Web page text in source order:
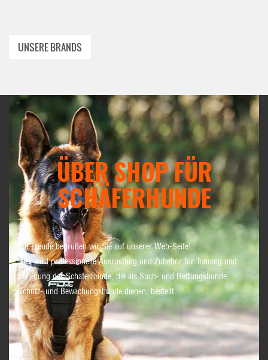
UNSERE BRANDS
ÜBER SHOP FÜR
SCHÄFERHUNDE
Mit Freude begrüßen wir Sie auf unserer Web-Seite!
Hier wird professionelle Ausrüstung und Zubehör für Training und
Erziehung der Schäferhunde, die als Such- und Rettungshunde,
Schutz- und Bewachungshunde dienen, bestellt.